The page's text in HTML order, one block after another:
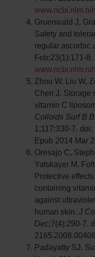
Gruenwald J,
Safety and
regular ascorbic
Feb;23(1):171-
Zhou W, Liu W,
Chen J. Storage
vitamin C
Colloids Surf B
1;117:330-7.
Epub 2014 Mar
Oresajo C,
Yatskayer M,
Protective
containing
against
human skin. J
Dec;7(4):290-7.
Padayatty SJ,